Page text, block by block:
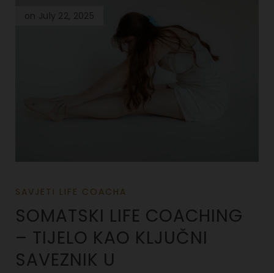
on July 22, 2025
SAVJETI LIFE COACHA
SOMATSKI LIFE COACHING
– TIJELO KAO KLJUČNI
SAVEZNIK U